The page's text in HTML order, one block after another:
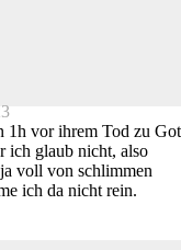
1h vor ihrem Tod zu
ich glaub nicht, also
voll von schlimmen
ich da nicht rein.